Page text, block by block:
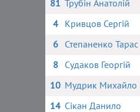
81 Трубін Анатолій
4
Кривцов Сергій
6
Степаненко
8
Судаков Георгій
10 Мудрик Михайло
14 Сікан Данило